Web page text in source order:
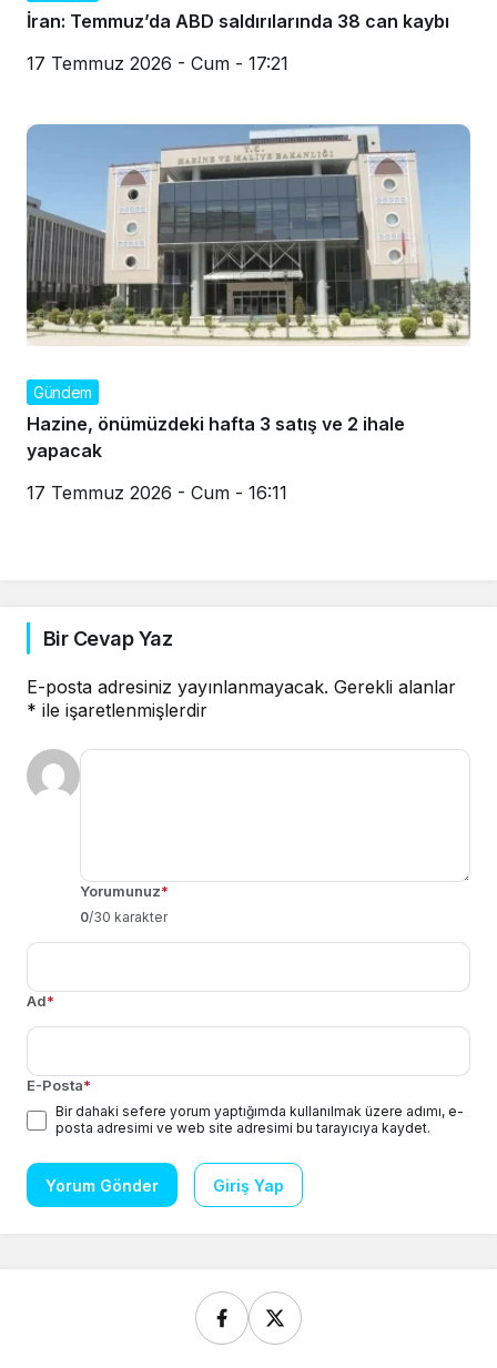
İran: Temmuz’da ABD saldırılarında 38 can kaybı
17 Temmuz 2026 - Cum - 17:21
Gündem
Hazine, önümüzdeki hafta 3 satış ve 2 ihale
yapacak
17 Temmuz 2026 - Cum - 16:11
Bir Cevap Yaz
E-posta adresiniz yayınlanmayacak. Gerekli alanlar
* ile işaretlenmişlerdir
Yorumunuz*
0/30 karakter
Ad*
E-Posta*
Bir dahaki sefere yorum yaptığımda kullanılmak üzere adımı, e-
posta adresimi ve web site adresimi bu tarayıcıya kaydet.
Yorum Gönder Giriş Yap